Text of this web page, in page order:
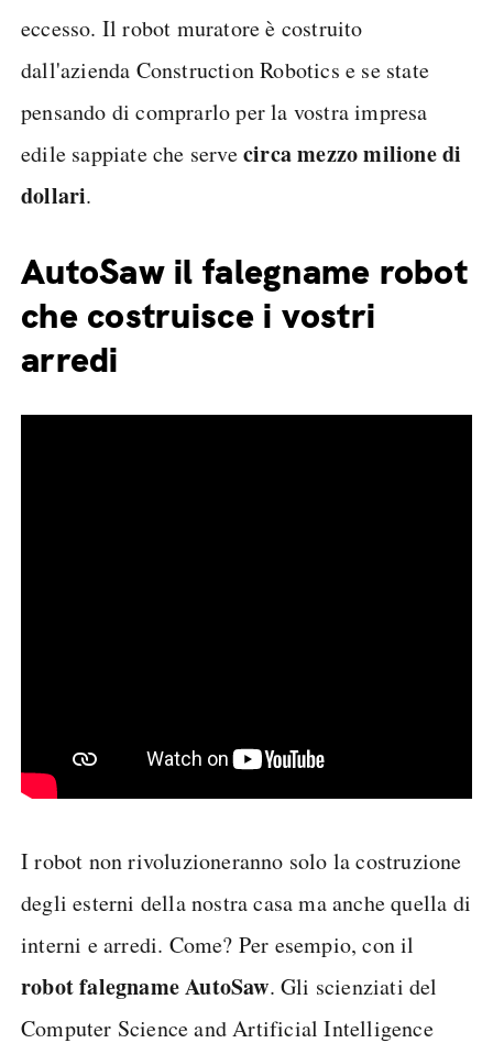
eccesso. Il robot muratore è costruito
dall'azienda Construction Robotics e se state
pensando di comprarlo per la vostra impresa
edile sappiate che servecirca mezzo milione di
dollari.
AutoSaw il falegname robot
che costruisce i vostri
arredi
I robot non rivoluzioneranno solo la costruzione
degli esterni della nostra casa ma anche quella di
interni e arredi. Come? Per esempio, con il
robot falegname AutoSaw. Gli scienziati del
Computer Science and Artificial Intelligence